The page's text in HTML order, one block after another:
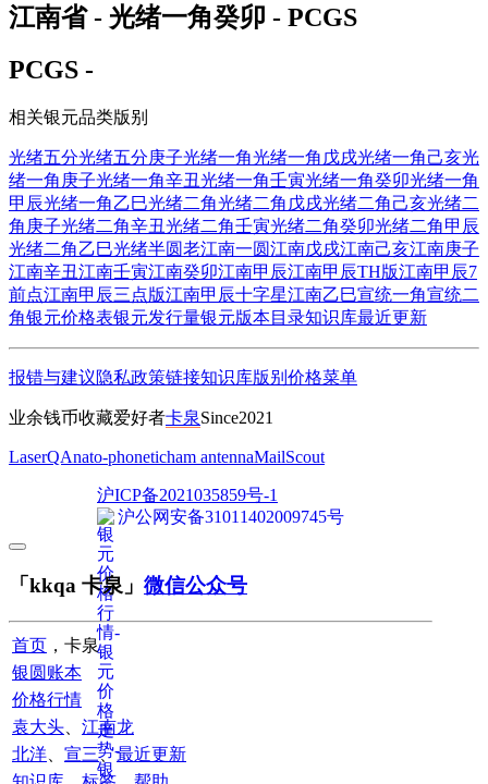
江南省 - 光绪一角癸卯 - PCGS
PCGS -
相关银元品类版别
光绪五分光绪五分庚子光绪一角光绪一角戊戌光绪一角己亥光
绪一角庚子光绪一角辛丑光绪一角壬寅光绪一角癸卯光绪一角
甲辰光绪一角乙巳光绪二角光绪二角戊戌光绪二角己亥光绪二
角庚子光绪二角辛丑光绪二角壬寅光绪二角癸卯光绪二角甲辰
光绪二角乙巳光绪半圆老江南一圆江南戊戌江南己亥江南庚子
江南辛丑江南壬寅江南癸卯江南甲辰江南甲辰TH版江南甲辰7
前点江南甲辰三点版江南甲辰十字星江南乙巳宣统一角宣统二
角银元价格表银元发行量银元版本目录知识库最近更新
报错与建议隐私政策链接知识库版别 价格菜单
业余钱币收藏爱好者卡泉Since2021
LaserQAnato-phoneticham antennaMailScout
沪ICP备2021035859号-1
沪公网安备31011402009745号
「kkqa 卡泉」 微信公众号
首页 ，卡泉
银圆账本
价格行情
袁大头
江南龙
北洋
宣三、最近更新